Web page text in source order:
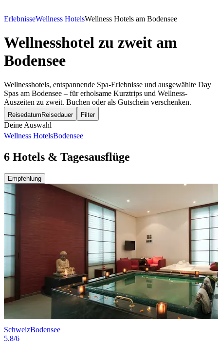
ErlebnisseWellness HotelsWellness Hotels am Bodensee
Wellnesshotel zu zweit am
Bodensee
Wellnesshotels, entspannende Spa-Erlebnisse und ausgewählte Day
Spas am Bodensee – für erholsame Kurztrips und Wellness-
Auszeiten zu zweit. Buchen oder als Gutschein verschenken.
Reisedatum Reisedauer Filter
Deine Auswahl
Wellness HotelsBodensee
6 Hotels & Tagesausflüge
Empfehlung
SchweizBodensee
5.8/6